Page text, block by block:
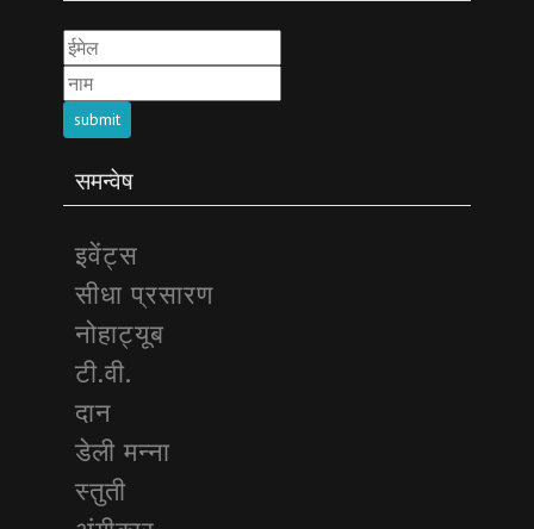
submit
समन्वेष
इवेंट्स
सीधा प्रसारण
नोहाट्यूब
टी.वी.
दान
डेली मन्ना
स्तुती